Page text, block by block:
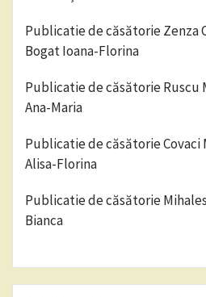
Publicatie de căsătorie Zenza
Bogat Ioana-Florina
Publicatie de căsătorie Ruscu
Ana-Maria
Publicatie de căsătorie Covaci
Alisa-Florina
Publicatie de căsătorie
Bianca